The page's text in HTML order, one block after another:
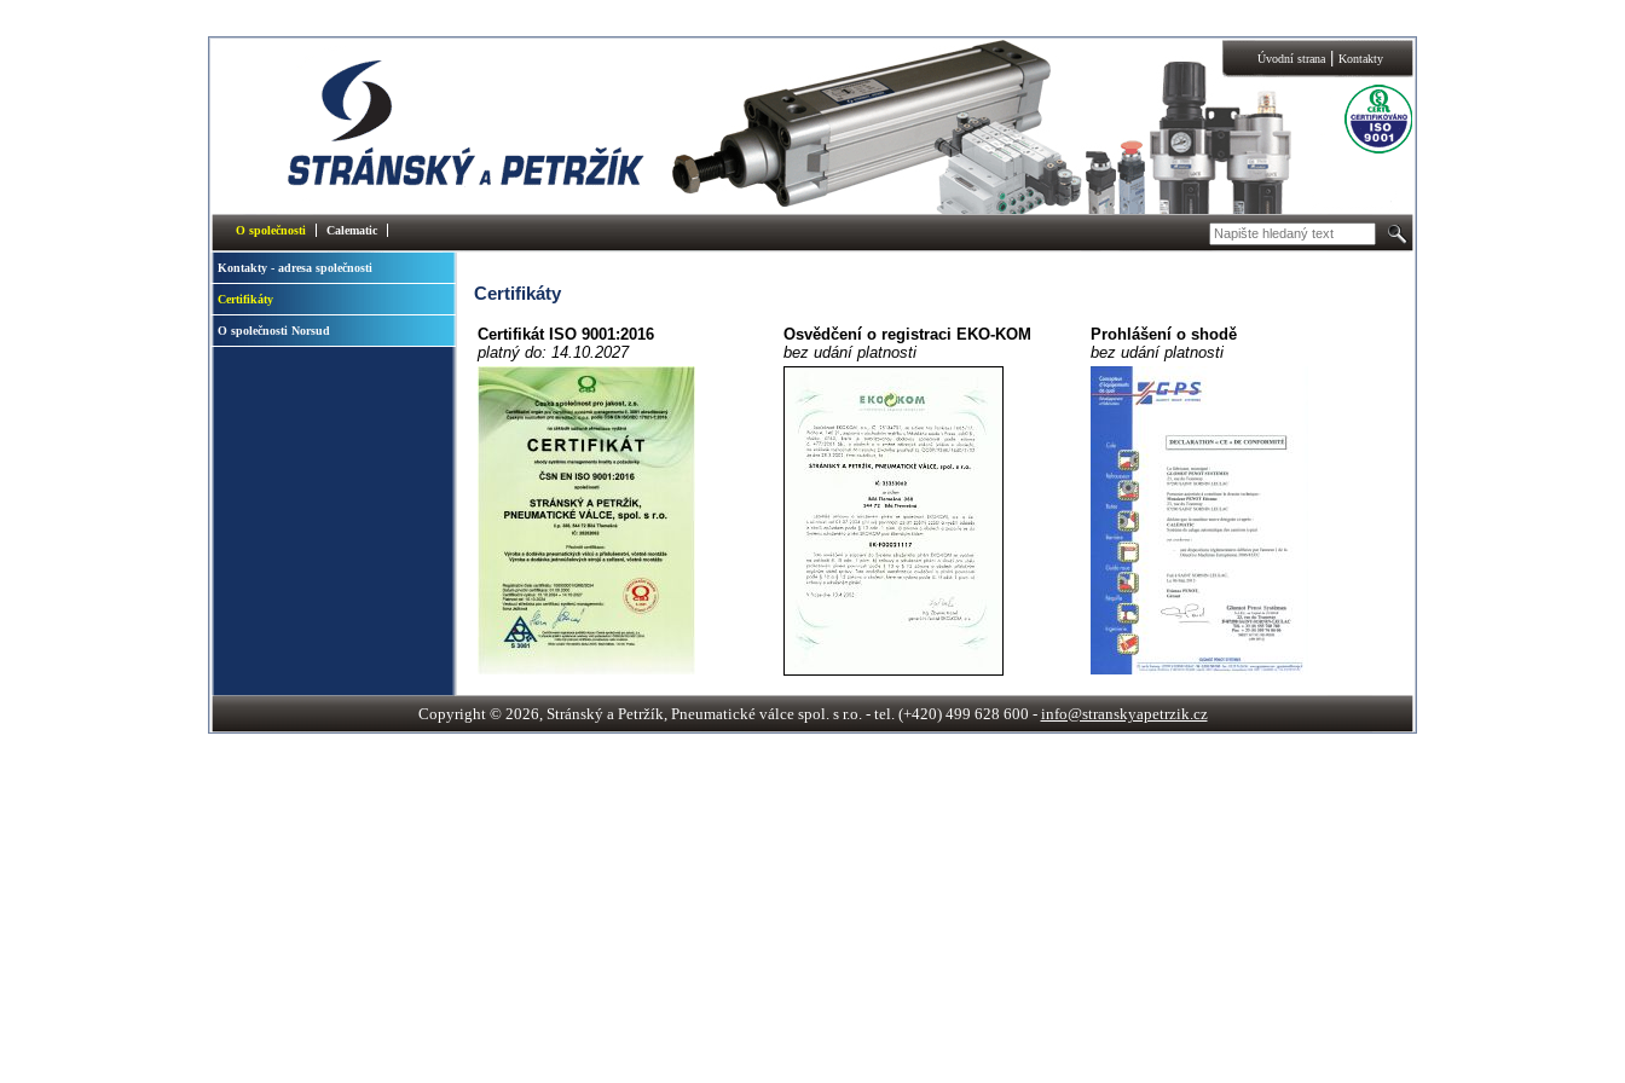
Úvodní strana| Kontakty
O společnosti Calematic
Kontakty - adresa společnosti
Certifikáty
O společnosti Norsud
Certifikáty
Certifikát ISO 9001:2016
platný do: 14.10.2027
Osvědčení o registraci EKO-KOM
bez udání platnosti
Prohlášení o shodě
bez udání platnosti
Copyright © 2026, Stránský a Petržík, Pneumatické válce spol. s r.o. - tel. (+420) 499 628 600 - info@stranskyapetrzik.cz